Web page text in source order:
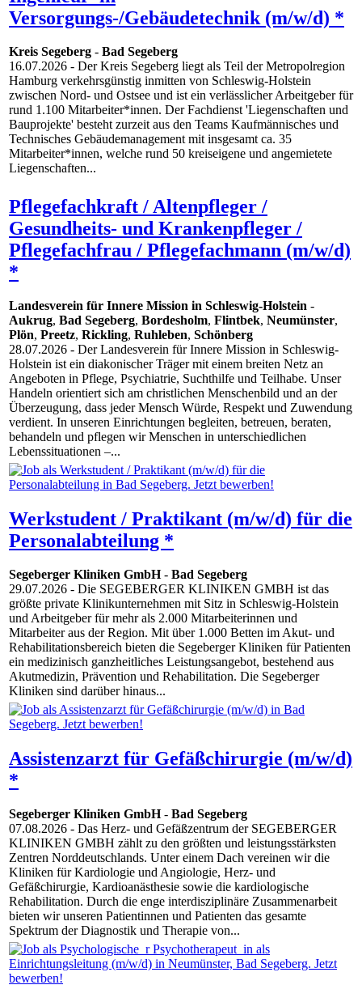
Versorgungs-/Gebäudetechnik (m/w/d) *
Kreis Segeberg - Bad Segeberg
16.07.2026 - Der Kreis Segeberg liegt als Teil der Metropolregion
Hamburg verkehrsgünstig inmitten von Schleswig-Holstein
zwischen Nord- und Ostsee und ist ein verlässlicher Arbeitgeber für
rund 1.100 Mitarbeiter*innen. Der Fachdienst 'Liegenschaften und
Bauprojekte' besteht zurzeit aus den Teams Kaufmännisches und
Technisches Gebäudemanagement mit insgesamt ca. 35
Mitarbeiter*innen, welche rund 50 kreiseigene und angemietete
Liegenschaften...
Pflegefachkraft / Altenpfleger /
Gesundheits- und Krankenpfleger /
Pflegefachfrau / Pflegefachmann (m/w/d)
*
Landesverein für Innere Mission in Schleswig-Holstein -
Aukrug, Bad Segeberg, Bordesholm, Flintbek, Neumünster,
Plön, Preetz, Rickling, Ruhleben, Schönberg
28.07.2026 - Der Landesverein für Innere Mission in Schleswig-
Holstein ist ein diakonischer Träger mit einem breiten Netz an
Angeboten in Pflege, Psychiatrie, Suchthilfe und Teilhabe. Unser
Handeln orientiert sich am christlichen Menschenbild und an der
Überzeugung, dass jeder Mensch Würde, Respekt und Zuwendung
verdient. In unseren Einrichtungen begleiten, betreuen, beraten,
behandeln und pflegen wir Menschen in unterschiedlichen
Lebenssituationen –...
Werkstudent / Praktikant (m/w/d) für die
Personalabteilung *
Segeberger Kliniken GmbH- Bad Segeberg
29.07.2026 - Die SEGEBERGER KLINIKEN GMBH ist das
größte private Klinikunternehmen mit Sitz in Schleswig-Holstein
und Arbeitgeber für mehr als 2.000 Mitarbeiterinnen und
Mitarbeiter aus der Region. Mit über 1.000 Betten im Akut- und
Rehabilitationsbereich bieten die Segeberger Kliniken für Patienten
ein medizinisch ganzheitliches Leistungsangebot, bestehend aus
Akutmedizin, Prävention und Rehabilitation. Die Segeberger
Kliniken sind darüber hinaus...
Assistenzarzt für Gefäßchirurgie (m/w/d)
*
Segeberger Kliniken GmbH- Bad Segeberg
07.08.2026 - Das Herz- und Gefäßzentrum der SEGEBERGER
KLINIKEN GMBH zählt zu den größten und leistungsstärksten
Zentren Norddeutschlands. Unter einem Dach vereinen wir die
Kliniken für Kardiologie und Angiologie, Herz- und
Gefäßchirurgie, Kardioanästhesie sowie die kardiologische
Rehabilitation. Durch die enge interdisziplinäre Zusammenarbeit
bieten wir unseren Patientinnen und Patienten das gesamte
Spektrum der Diagnostik und Therapie von...